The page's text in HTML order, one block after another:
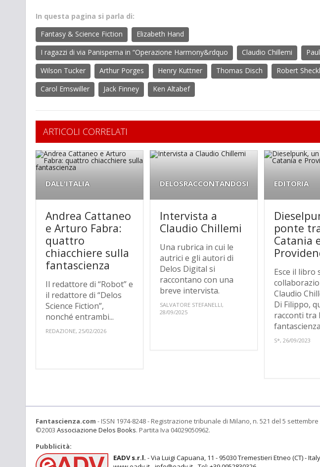
In questa pagina si parla di:
Fantasy & Science Fiction
Elizabeth Hand
I ragazzi di via Panisperna in “Operazione Harmony&rdquo
Claudio Chillemi
Wilson Tucker
Arthur Porges Henry Kuttner Thomas Disch
Robert
Carol Emswiller
Jack Finney Ken Altabef
ARTICOLI CORRELATI
DALL'ITALIA
Andrea Cattaneo
e Arturo Fabra:
quattro
chiacchiere sulla
fantascienza
Il redattore di “Robot” e
il redattore di “Delos
Science Fiction”,
nonché entrambi...
REDAZIONE, 25/02/2026
DELOSRACCONTANDOSI
Intervista a
Claudio Chillemi
Una rubrica in cui le
autrici e gli autori di
Delos Digital si
raccontano con una
breve intervista.
SALVATORE STEFANELLI,
28/09/2025
EDITORIA
ponte
Catania
Esce il libro
Claudio
Di Filippo,
racconti tra
S*, 26/09/2023
Fantascienza.com - ISSN 1974-8248 - Registrazione tribunale di Milano, n. 521 del 5 settembre
©2003 Associazione Delos Books. Partita Iva 04029050962.
Pubblicità:
EADV s.r.l. - Via Luigi Capuana, 11 - 95030 Tremestieri Etneo (CT) - Italy